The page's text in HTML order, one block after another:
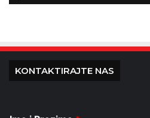
KONTAKTIRAJTE NAS